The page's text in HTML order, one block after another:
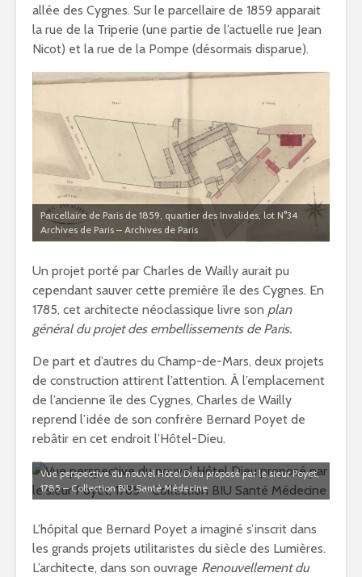
allée des Cygnes. Sur le parcellaire de 1859 apparait
la rue de la Triperie (une partie de l’actuelle rue Jean
Nicot) et la rue de la Pompe (désormais disparue).
Parcellaire de Paris de 1859, quartier des Invalides, lot N°34
Archives de Paris – Archives de Paris
Un projet porté par Charles de Wailly aurait pu
cependant sauver cette première île des Cygnes. En
1785, cet architecte néoclassique livre son plan
général du projet des embellissements de Paris.
De part et d’autres du Champ-de-Mars, deux projets
de construction attirent l’attention. À l’emplacement
de l’ancienne île des Cygnes, Charles de Wailly
reprend l’idée de son confrère Bernard Poyet de
rebâtir en cet endroit l’Hôtel-Dieu.
Vue perspective du nouvel Hôtel Dieu proposé par le sieur Poyet,
1785 – Collection BIU Santé Médecine
L’hôpital que Bernard Poyet a imaginé s’inscrit dans
les grands projets utilitaristes du siècle des Lumières.
L’architecte, dans son ouvrage Renouvellement du